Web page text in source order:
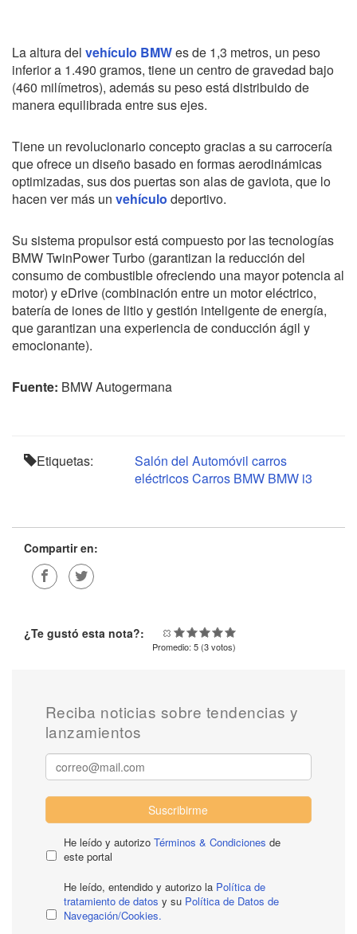
La altura del vehículo BMWes de 1,3 metros, un peso
inferior a 1.490 gramos, tiene un centro de gravedad bajo
(460 milímetros), además su peso está distribuido de
manera equilibrada entre sus ejes.
Tiene un revolucionario concepto gracias a su carrocería
que ofrece un diseño basado en formas aerodinámicas
optimizadas, sus dos puertas son alas de gaviota, que lo
hacen ver más un vehículo deportivo.
Su sistema propulsor está compuesto por las tecnologías
BMW TwinPower Turbo (garantizan la reducción del
consumo de combustible ofreciendo una mayor potencia al
motor) y eDrive (combinación entre un motor eléctrico,
batería de iones de litio y gestión inteligente de energía,
que garantizan una experiencia de conducción ágil y
emocionante).
Fuente: BMW Autogermana
Etiquetas: Salón del Automóvil carros
eléctricosCarros BMW BMW i3
Compartir en:
¿Te gustó esta nota?:
Promedio: 5 (3votos)
Reciba noticias sobre tendencias y
lanzamientos
Suscribirme
He leído y autorizo Términos & Condiciones de
este portal
He leído, entendido y autorizo la Política de
tratamiento de datos y su Política de Datos de
Navegación/Cookies.